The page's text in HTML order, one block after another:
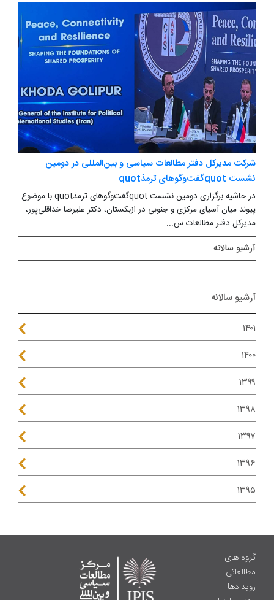
شرکت مدیرکل دفتر مطالعات سیاسی و بین‌المللی در دومین
نشست quotگفت‌وگوهای ترمذquot
در حاشیه برگزاری دومین نشست quotگفت‌وگوهای ترمذquot با موضوع
پیوند میان آسیای مرکزی و جنوبی در ازبکستان، دکتر علیرضا خداقلی‌پور،
مدیرکل دفتر مطالعات س...
آرشیو سالانه
آرشیو سالانه
۱۴۰۱
۱۴۰۰
۱۳۹۹
۱۳۹۸
۱۳۹۷
۱۳۹۶
۱۳۹۵
گروه های
مطالعاتی
رویدادها